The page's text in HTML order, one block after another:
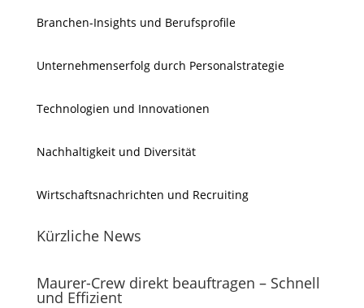
Branchen-Insights und Berufsprofile
Unternehmenserfolg durch Personalstrategie
Technologien und Innovationen
Nachhaltigkeit und Diversität
Wirtschaftsnachrichten und Recruiting
Kürzliche News
Maurer-Crew direkt beauftragen – Schnell
und Effizient